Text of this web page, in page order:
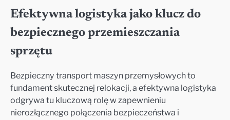
Efektywna logistyka jako klucz do
bezpiecznego przemieszczania
sprzętu
Bezpieczny transport maszyn przemysłowych to
fundament skutecznej relokacji, a efektywna logistyka
odgrywa tu kluczową rolę w zapewnieniu
nierozłącznego połączenia bezpieczeństwa i